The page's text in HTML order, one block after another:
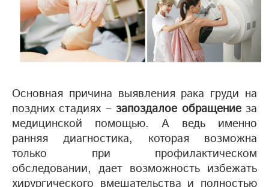
Основная причина выявления рака груди на
поздних стадиях – запоздалое обращениеза
медицинской помощью. А ведь именно
ранняя диагностика, которая возможна
только при профилактическом
обследовании, дает возможность избежать
хирургического вмешательства и полностью